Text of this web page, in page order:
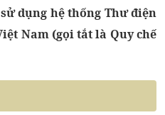
dụng hệ thống Thư điện
Nam (gọi tắt là Quy chế